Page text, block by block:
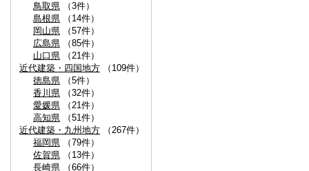
鳥取県 （3件）
島根県 （14件）
岡山県 （57件）
広島県 （85件）
山口県 （21件）
近代建築・四国地方 （109件）
徳島県 （5件）
香川県 （32件）
愛媛県 （21件）
高知県 （51件）
近代建築・九州地方 （267件）
福岡県 （79件）
佐賀県 （13件）
長崎県 （66件）